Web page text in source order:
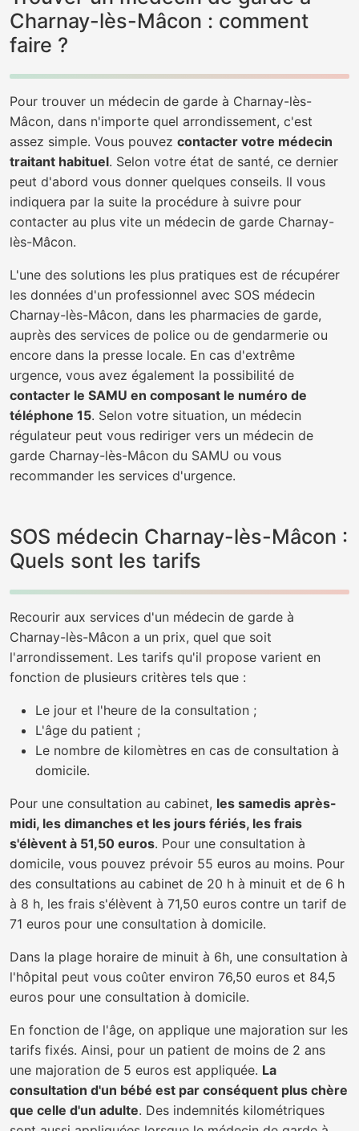
Charnay-lès-Mâcon : comment
faire ?
Pour trouver un médecin de garde à Charnay-lès-
Mâcon, dans n'importe quel arrondissement, c'est
assez simple. Vous pouvez contacter votre médecin
traitant habituel. Selon votre état de santé, ce dernier
peut d'abord vous donner quelques conseils. Il vous
indiquera par la suite la procédure à suivre pour
contacter au plus vite un médecin de garde Charnay-
lès-Mâcon.
L'une des solutions les plus pratiques est de récupérer
les données d'un professionnel avec SOS médecin
Charnay-lès-Mâcon, dans les pharmacies de garde,
auprès des services de police ou de gendarmerie ou
encore dans la presse locale. En cas d'extrême
urgence, vous avez également la possibilité de
contacter le SAMU en composant le numéro de
téléphone 15. Selon votre situation, un médecin
régulateur peut vous rediriger vers un médecin de
garde Charnay-lès-Mâcon du SAMU ou vous
recommander les services d'urgence.
SOS médecin Charnay-lès-Mâcon :
Quels sont les tarifs
Recourir aux services d'un médecin de garde à
Charnay-lès-Mâcon a un prix, quel que soit
l'arrondissement. Les tarifs qu'il propose varient en
fonction de plusieurs critères tels que :
Le jour et l'heure de la consultation ;
L'âge du patient ;
Le nombre de kilomètres en cas de consultation à
domicile.
Pour une consultation au cabinet, les samedis après-
midi, les dimanches et les jours fériés, les frais
s'élèvent à 51,50 euros. Pour une consultation à
domicile, vous pouvez prévoir 55 euros au moins. Pour
des consultations au cabinet de 20 h à minuit et de 6 h
à 8 h, les frais s'élèvent à 71,50 euros contre un tarif de
71 euros pour une consultation à domicile.
Dans la plage horaire de minuit à 6h, une consultation à
l'hôpital peut vous coûter environ 76,50 euros et 84,5
euros pour une consultation à domicile.
En fonction de l'âge, on applique une majoration sur les
tarifs fixés. Ainsi, pour un patient de moins de 2 ans
une majoration de 5 euros est appliquée. La
consultation d'un bébé est par conséquent plus chère
que celle d'un adulte. Des indemnités kilométriques